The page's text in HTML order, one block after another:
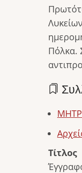
Πόλκα.
Τίτλος